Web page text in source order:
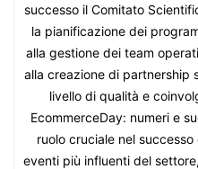
successo il Comitato
la pianificazione dei
alla gestione dei team
alla creazione di partnership
livello di qualità e
EcommerceDay: numeri e
ruolo cruciale nel
eventi più influenti del